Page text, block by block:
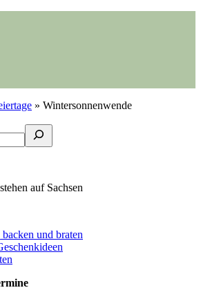
» Wintersonnenwende
und braten